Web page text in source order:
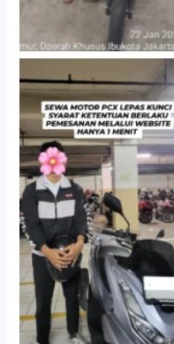
Hotel Kartika Chandra,
Jakarta Selatan